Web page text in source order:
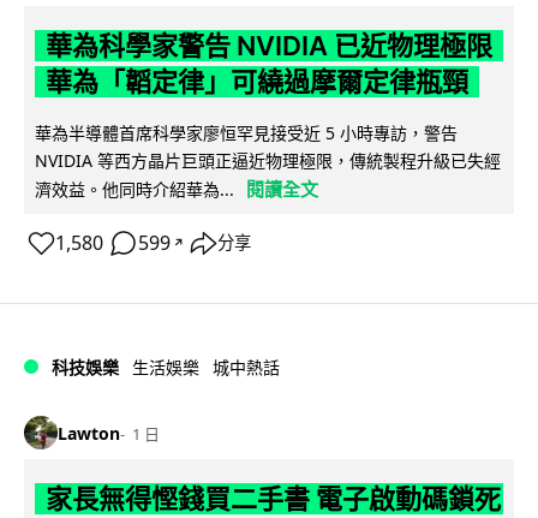
華為科學家警告 NVIDIA 已近物理極限
華為「韜定律」可繞過摩爾定律瓶頸
華為半導體首席科學家廖恒罕見接受近 5 小時專訪，警告
NVIDIA 等西方晶片巨頭正逼近物理極限，傳統製程升級已失經
濟效益。他同時介紹華為...
閱讀全文
1,580 599 ↗ 分享
科技娛樂 生活娛樂 城中熱話
Lawton 1 日
家長無得慳錢買二手書 電子啟動碼鎖死